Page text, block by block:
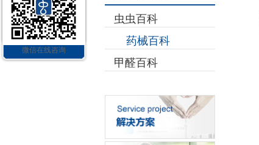
虫虫百科
药械百科
甲醛百科
微信在线咨询